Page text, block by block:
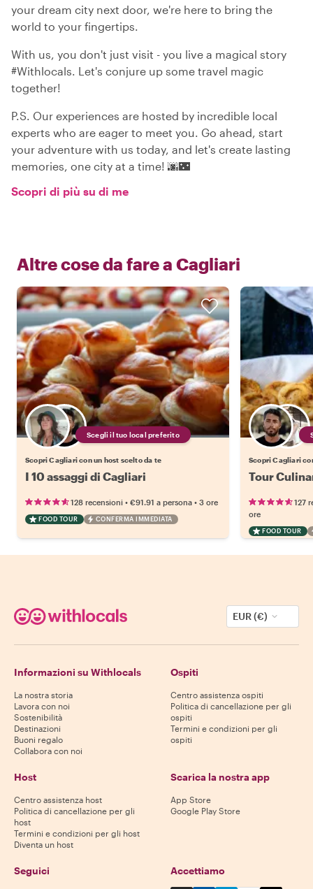
your dream city next door, we're here to bring the
world to your fingertips.
With us, you don't just visit - you live a magical story
#Withlocals. Let's conjure up some travel magic
together!
P.S. Our experiences are hosted by incredible local
experts who are eager to meet you. Go ahead, start
your adventure with us today, and let's create lasting
memories, one city at a time! 🌆🌃
Scopri di più su di me
Altre cose da fare a Cagliari
Scegli il tuo local preferito
Scopri Cagliari con un host scelto da te
I 10 assaggi di Cagliari
128 recensioni • €91.91 a persona • 3 ore
FOOD TOUR CONFERMA IMMEDIATA
Scopri Cagliari
Tour
127
ore
FOOD TOUR
EUR (€)
Informazioni su Withlocals
La nostra storia
Lavora con noi
Sostenibilità
Destinazioni
Buoni regalo
Collabora con noi
Ospiti
Centro assistenza ospiti
Politica di cancellazione per gli
ospiti
Termini e condizioni per gli
ospiti
Host
Centro assistenza host
Politica di cancellazione per gli
host
Termini e condizioni per gli host
Diventa un host
Scarica la nostra app
App Store
Google Play Store
Seguici Accettiamo